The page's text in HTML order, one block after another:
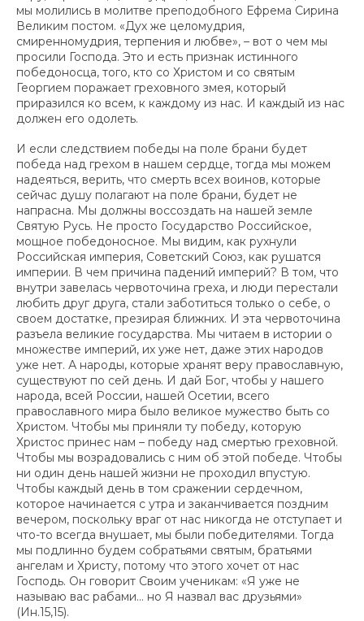
мы молились в молитве преподобного Ефрема Сирина
Великим постом. «Дух же целомудрия,
смиренномудрия, терпения и любве», – вот о чем мы
просили Господа. Это и есть признак истинного
победоносца, того, кто со Христом и со святым
Георгием поражает греховного змея, который
приразился ко всем, к каждому из нас. И каждый из нас
должен его одолеть.
И если следствием победы на поле брани будет
победа над грехом в нашем сердце, тогда мы можем
надеяться, верить, что смерть всех воинов, которые
сейчас душу полагают на поле брани, будет не
напрасна. Мы должны воссоздать на нашей земле
Святую Русь. Не просто Государство Российское,
мощное победоносное. Мы видим, как рухнули
Российская империя, Советский Союз, как рушатся
империи. В чем причина падений империй? В том, что
внутри завелась червоточина греха, и люди перестали
любить друг друга, стали заботиться только о себе, о
своем достатке, презирая ближних. И эта червоточина
разъела великие государства. Мы читаем в истории о
множестве империй, их уже нет, даже этих народов
уже нет. А народы, которые хранят веру православную,
существуют по сей день. И дай Бог, чтобы у нашего
народа, всей России, нашей Осетии, всего
православного мира было великое мужество быть со
Христом. Чтобы мы приняли ту победу, которую
Христос принес нам – победу над смертью греховной.
Чтобы мы возрадовались с ним об этой победе. Чтобы
ни один день нашей жизни не проходил впустую.
Чтобы каждый день в том сражении сердечном,
которое начинается с утра и заканчивается поздним
вечером, поскольку враг от нас никогда не отступает и
что-то всегда внушает, мы были победителями. Тогда
мы подлинно будем собратьями святым, братьями
ангелам и Христу, потому что этого хочет от нас
Господь. Он говорит Своим ученикам: «Я уже не
называю вас рабами… но Я назвал вас друзьями»
(Ин.15,15).